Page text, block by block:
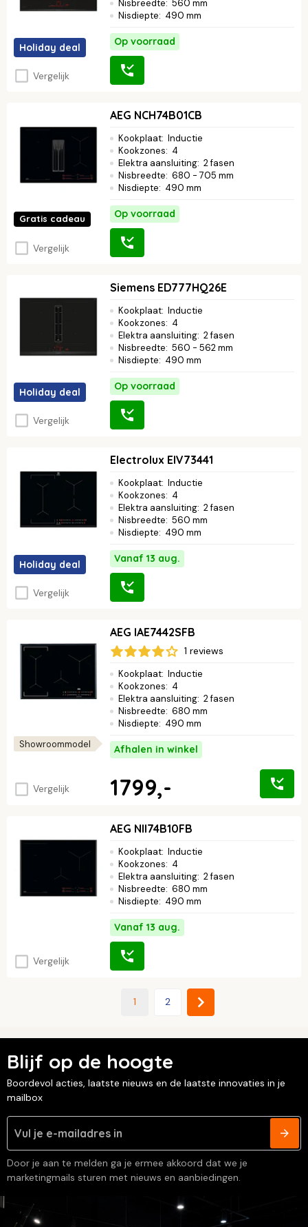
Holiday deal
Vergelijk
Nisbreedte: 560 mm
Nisdiepte: 490 mm
Op voorraad
Gratis cadeau
Vergelijk
AEG NCH74B01CB
Kookplaat: Inductie
Kookzones: 4
Elektra aansluiting: 2 fasen
Nisbreedte: 680 - 705 mm
Nisdiepte: 490 mm
Op voorraad
Holiday deal
Vergelijk
Siemens ED777HQ26E
Kookplaat: Inductie
Kookzones: 4
Elektra aansluiting: 2 fasen
Nisbreedte: 560 - 562 mm
Nisdiepte: 490 mm
Op voorraad
Holiday deal
Vergelijk
Electrolux EIV73441
Kookplaat: Inductie
Kookzones: 4
Elektra aansluiting: 2 fasen
Nisbreedte: 560 mm
Nisdiepte: 490 mm
Vanaf 13 aug.
Showroommodel
Vergelijk
AEG IAE7442SFB
1 reviews
Kookplaat: Inductie
Kookzones: 4
Elektra aansluiting: 2 fasen
Nisbreedte: 680 mm
Nisdiepte: 490 mm
Afhalen in winkel
1799,-
Vergelijk
AEG NII74B10FB
Kookplaat: Inductie
Kookzones: 4
Elektra aansluiting: 2 fasen
Nisbreedte: 680 mm
Nisdiepte: 490 mm
Vanaf 13 aug.
1 2
Blijf op de hoogte
Boordevol acties, laatste nieuws en de laatste innovaties in je
mailbox
Door je aan te melden ga je ermee akkoord dat we je
marketingmails sturen met nieuws en aanbiedingen.